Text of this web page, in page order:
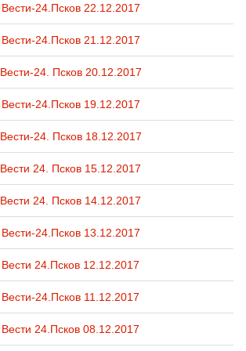
Вести-24.Псков 22.12.2017
Вести-24.Псков 21.12.2017
Вести-24. Псков 20.12.2017
Вести-24.Псков 19.12.2017
Вести-24. Псков 18.12.2017
Вести 24. Псков 15.12.2017
Вести 24. Псков 14.12.2017
Вести-24.Псков 13.12.2017
Вести 24.Псков 12.12.2017
Вести-24.Псков 11.12.2017
Вести 24.Псков 08.12.2017